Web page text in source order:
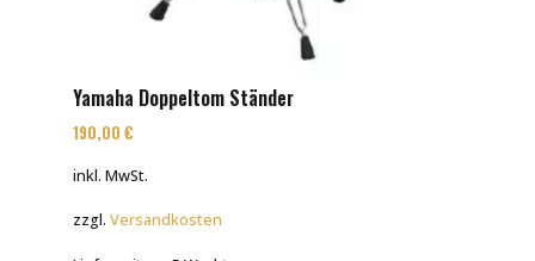
Yamaha Doppeltom Ständer
190,00 €
inkl. MwSt.
zzgl. Versandkosten